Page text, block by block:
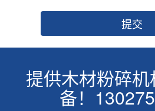
提供木材粉碎
备！